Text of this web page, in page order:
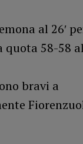
al 26′
quota 58-58 al
bravi a